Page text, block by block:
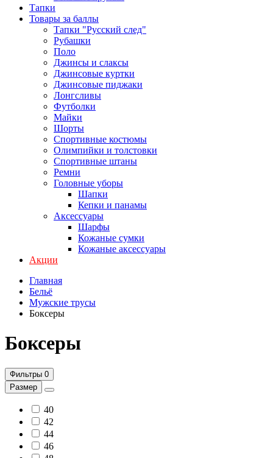
Тапки
Товары за баллы
Тапки "Русский след"
Рубашки
Поло
Джинсы и слаксы
Джинсовые куртки
Джинсовые пиджаки
Лонгсливы
Футболки
Майки
Шорты
Спортивные костюмы
Олимпийки и толстовки
Спортивные штаны
Ремни
Головные уборы
Шапки
Кепки и панамы
Аксессуары
Шарфы
Кожаные сумки
Кожаные аксессуары
Акции
Главная
Бельё
Мужские трусы
Боксеры
Боксеры
Фильтры 0
Размер
40
42
44
46